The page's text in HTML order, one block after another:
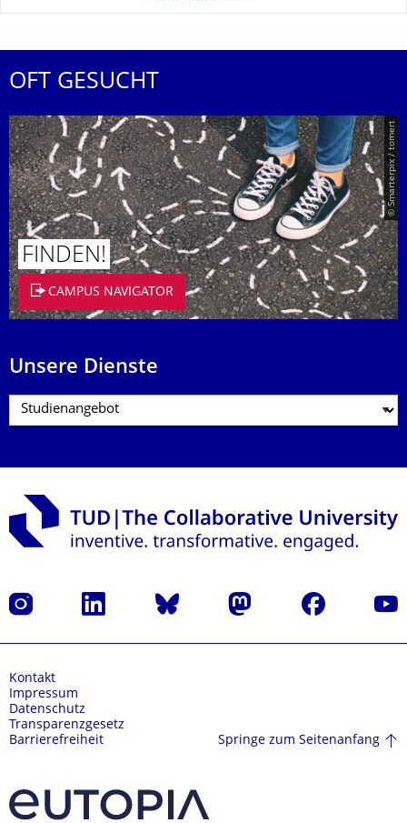
OFT GESUCHT
© Smarterpix / tomert
FINDEN!
CAMPUS NAVIGATOR
Unsere Dienste
Instagram LinkedIn Bluesky Mastodon Facebook
Kontakt
Impressum
Datenschutz
Transparenzgesetz
Barrierefreiheit
Springe zum Seitenanfang